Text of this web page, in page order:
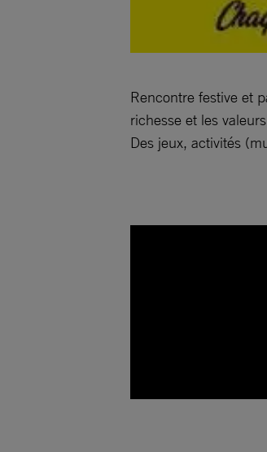
Rencontre festive et
richesse et les
Des jeux, activités